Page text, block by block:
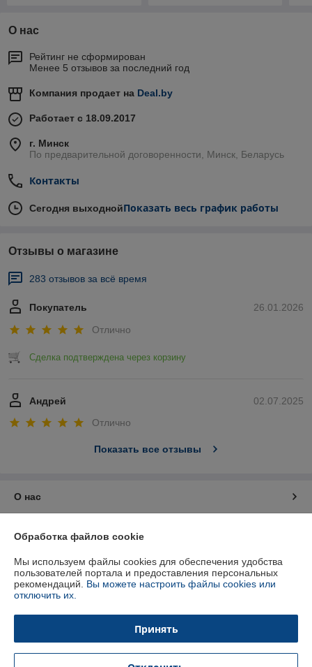
О нас
Рейтинг не сформирован
Менее 5 отзывов за последний год
Компания продает на Deal.by
Работает с 18.09.2017
г. Минск
По предварительной договоренности, Минск, Беларусь
Контакты
Сегодня выходнойПоказать весь график работы
Отзывы о магазине
283 отзывов за всё время
26.01.2026
Покупатель
Отлично
Сделка подтверждена через корзину
02.07.2025
Андрей
Отлично
Показать все отзывы
О нас
Доставка и оплата
График работы
Обработка файлов cookie
Мы используем файлы cookies для обеспечения удобства
пользователей портала и предоставления персональных
рекомендаций. Вы можете настроить файлы cookies или
отключить их.
Принять